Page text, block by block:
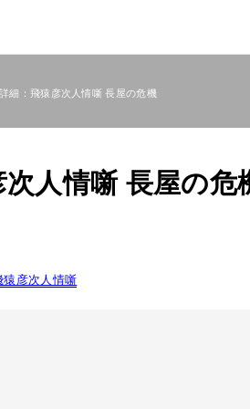
細：飛猿彦次人情噺 長屋の危機
次人情噺 長屋の危
猿彦次人情噺